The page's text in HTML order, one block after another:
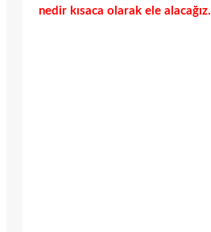
nedir kısaca olarak ele alacağız.